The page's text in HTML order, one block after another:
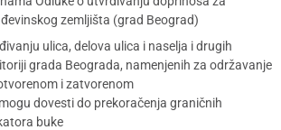
zemljišta (grad Beograd)
ulica, delova ulica i naselja i drugih
grada Beograda, namenjenih za održavanje
i zatvorenom
dovesti do prekoračenja graničnih
buke